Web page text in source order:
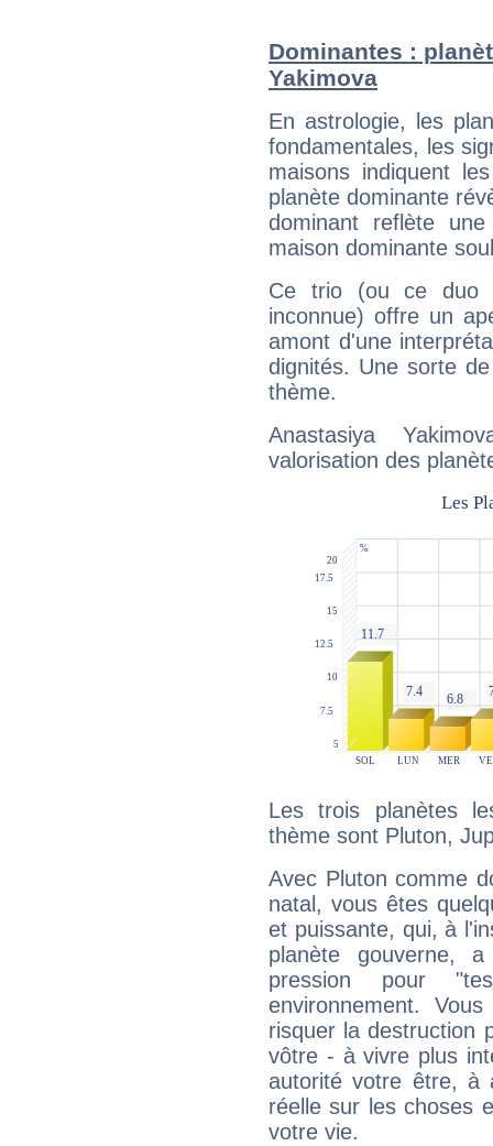
Dominantes :
Yakimova
En astrologie, les
fondamentales, les
maisons indiquent
planète dominante
dominant reflète
maison dominante
Ce trio (ou ce duo
inconnue) offre un
amont d'une
dignités. Une sorte
thème.
Anastasiya
valorisation des
Les trois planètes
thème sont Pluton,
Avec Pluton comme
natal, vous êtes
et puissante, qui, à
planète gouverne,
pression pour
environnement.
risquer la destruction
vôtre - à vivre plus
autorité votre être, à
réelle sur les choses
votre vie.